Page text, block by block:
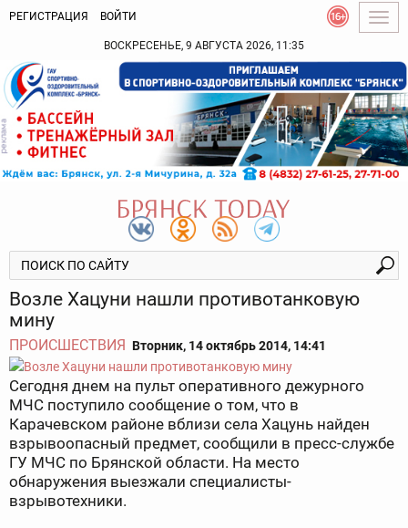
РЕГИСТРАЦИЯ ВОЙТИ
ВОСКРЕСЕНЬЕ, 9 АВГУСТА 2026, 11:35
Возле Хацуни нашли противотанковую
мину
ПРОИСШЕСТВИЯ Вторник, 14 октябрь 2014, 14:41
Сегодня днем на пульт оперативного дежурного
МЧС поступило сообщение о том, что в
Карачевском районе вблизи села Хацунь найден
взрывоопасный предмет, сообщили в пресс-службе
ГУ МЧС по Брянской области. На место
обнаружения выезжали специалисты-
взрывотехники.